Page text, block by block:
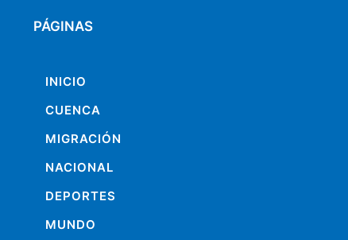
PÁGINAS
INICIO
CUENCA
MIGRACIÓN
NACIONAL
DEPORTES
MUNDO